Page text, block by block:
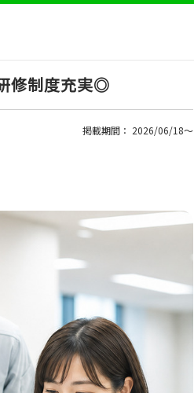
修制度充実◎
掲載期間： 2026/06/18〜